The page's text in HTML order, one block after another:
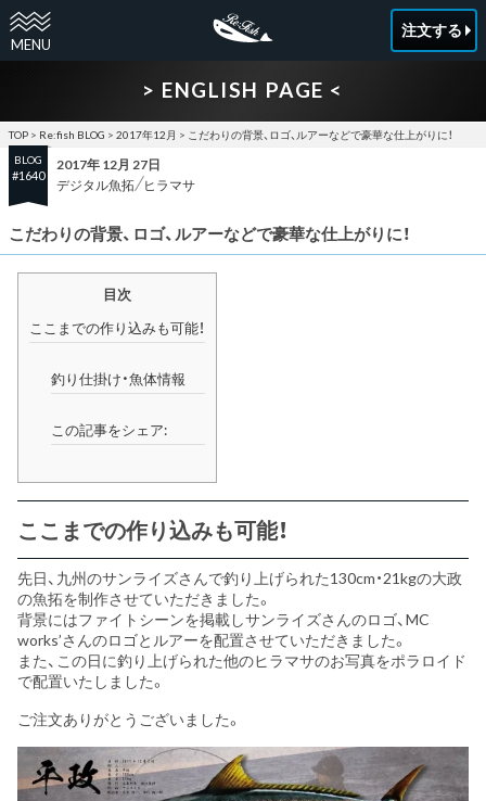
注文する
> ENGLISH PAGE <
TOP > Re:fish BLOG > 2017年12月 > こだわりの背景、ロゴ、ルアーなどで豪華な仕上がりに！
BLOG
#1640
2017年 12月 27日
デジタル魚拓
ヒラマサ
こだわりの背景、ロゴ、ルアーなどで豪華な仕上がりに！
目次
ここまでの作り込みも可能！
釣り仕掛け・魚体情報
この記事をシェア:
ここまでの作り込みも可能！
先日、九州のサンライズさんで釣り上げられた130cm・21kgの大政
の魚拓を制作させていただきました。
背景にはファイトシーンを掲載しサンライズさんのロゴ、MC
works’さんのロゴとルアーを配置させていただきました。
また、この日に釣り上げられた他のヒラマサのお写真をポラロイド
で配置いたしました。
ご注文ありがとうございました。